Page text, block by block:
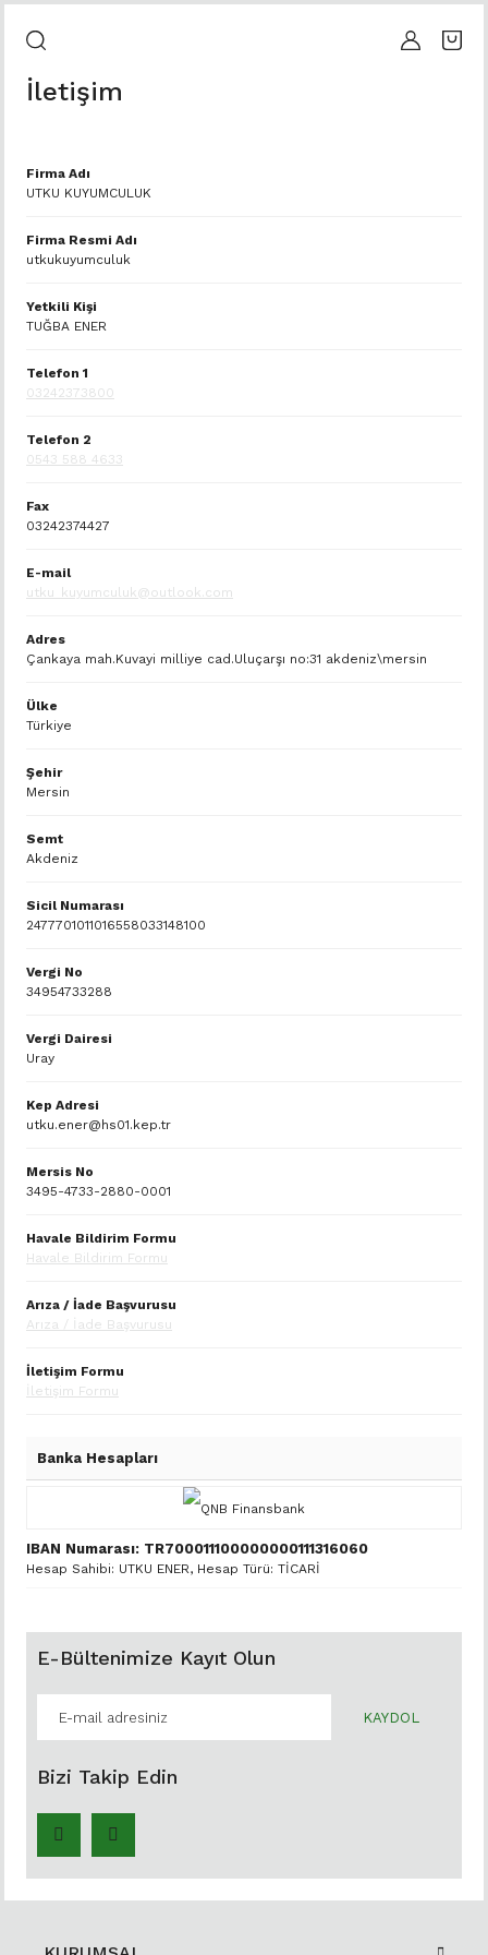
İletişim
Firma Adı
UTKU KUYUMCULUK
Firma Resmi Adı
utkukuyumculuk
Yetkili Kişi
TUĞBA ENER
Telefon 1
03242373800
Telefon 2
0543 588 4633
Fax
03242374427
E-mail
utku_kuyumculuk@outlook.com
Adres
Çankaya mah.Kuvayi milliye cad.Uluçarşı no:31 akdeniz\mersin
Ülke
Türkiye
Şehir
Mersin
Semt
Akdeniz
Sicil Numarası
2477701011016558033148100
Vergi No
34954733288
Vergi Dairesi
Uray
Kep Adresi
utku.ener@hs01.kep.tr
Mersis No
3495-4733-2880-0001
Havale Bildirim Formu
Havale Bildirim Formu
Arıza / İade Başvurusu
Arıza / İade Başvurusu
İletişim Formu
İletişim Formu
Banka Hesapları
IBAN Numarası: TR700011100000000111316060
Hesap Sahibi: UTKU ENER, Hesap Türü: TİCARİ
E-Bültenimize Kayıt Olun
KAYDOL
Bizi Takip Edin